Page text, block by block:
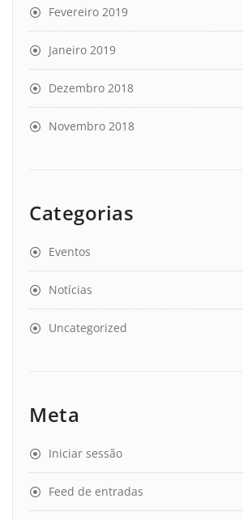
Fevereiro 2019
Janeiro 2019
Dezembro 2018
Novembro 2018
Categorias
Eventos
Notícias
Uncategorized
Meta
Iniciar sessão
Feed de entradas